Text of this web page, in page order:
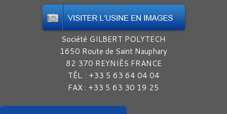
Société GILBERT POLYTECH
1650 Route de Saint Nauphary
82 370 REYNIÈS FRANCE
TÉL. : +33 5 63 64 04 04
FAX : +33 5 63 30 19 25